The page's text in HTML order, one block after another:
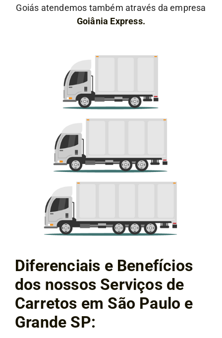
Goiás atendemos também através da empresa
Goiânia Express.
Diferenciais e Benefícios
dos nossos Serviços de
Carretos em São Paulo e
Grande SP: